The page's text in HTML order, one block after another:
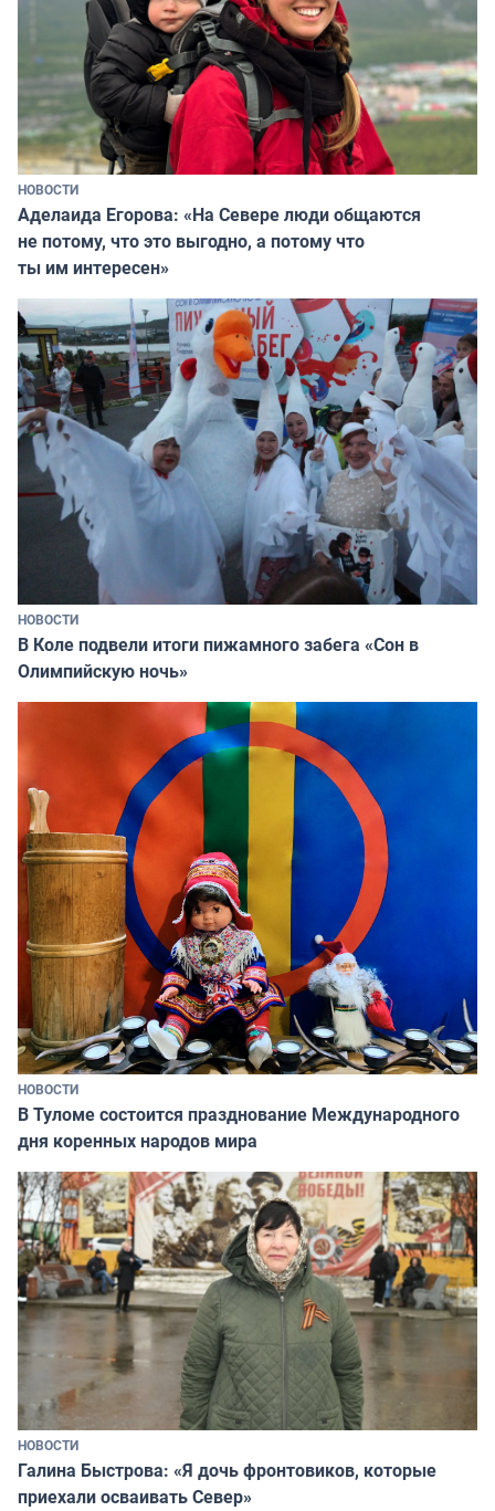
НОВОСТИ
Аделаида Егорова: «На Севере люди общаются
не потому, что это выгодно, а потому что
ты им интересен»
НОВОСТИ
В Коле подвели итоги пижамного забега «Сон в
Олимпийскую ночь»
НОВОСТИ
В Туломе состоится празднование Международного
дня коренных народов мира
НОВОСТИ
Галина Быстрова: «Я дочь фронтовиков, которые
приехали осваивать Север»